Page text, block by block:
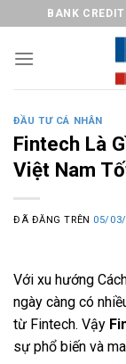
nội
BANK
ĐẦU TƯ CÁ NHÂN
Fintech Là
Việt Nam
ĐÃ ĐĂNG TRÊN 05/
Với xu hướng
ngày càng có
từ Fintech. Vậy
sự phổ biến và